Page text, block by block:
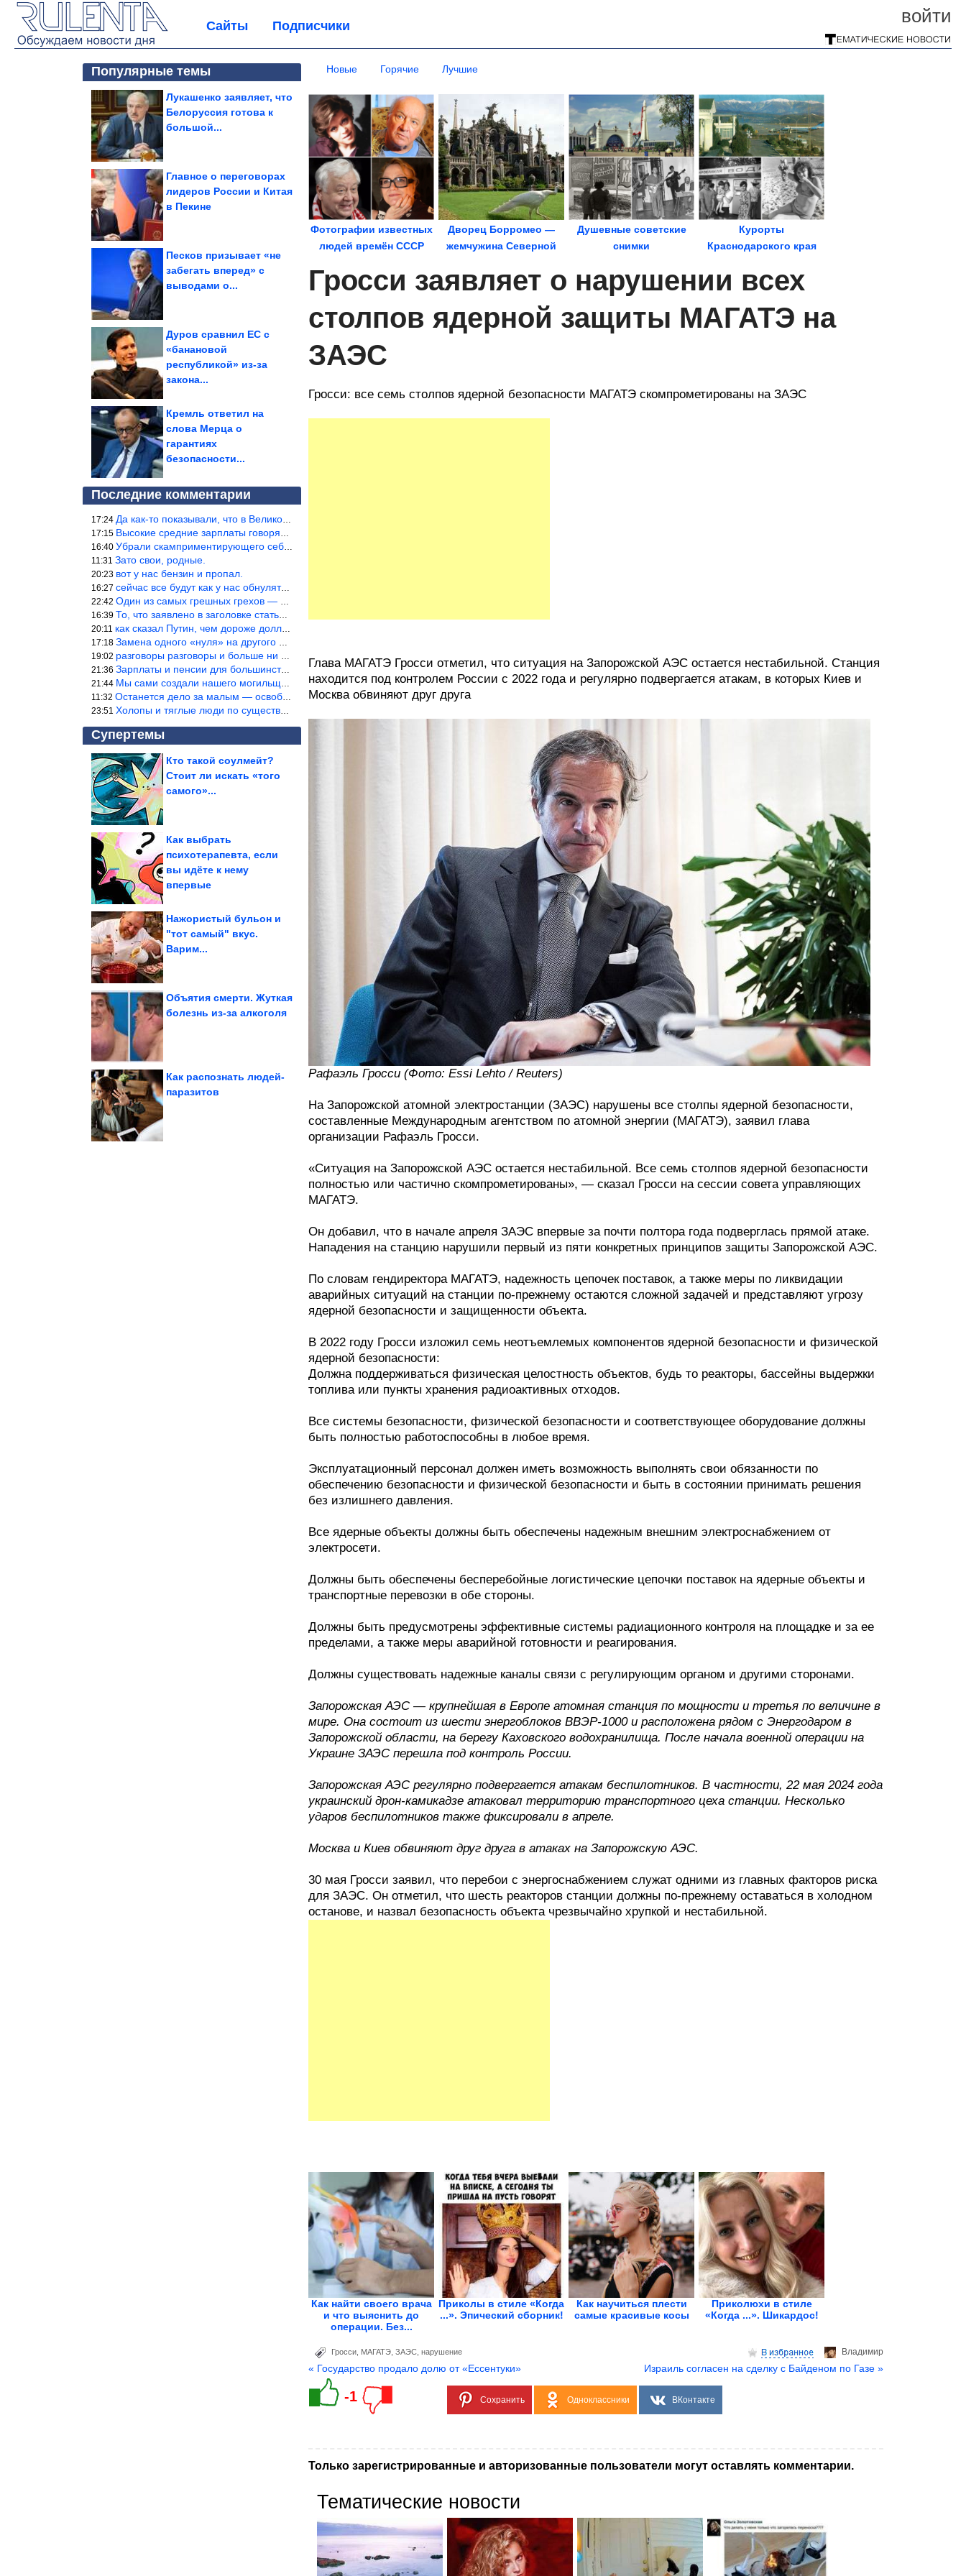
войти
Сайты Подписчики
Популярные темы
Лукашенко заявляет, что
Белоруссия готова к
большой...
Главное о переговорах
лидеров России и Китая
в Пекине
Песков призывает «не
забегать вперед» с
выводами о...
Дуров сравнил ЕС с
«банановой
республикой» из-за
закона...
Кремль ответил на
слова Мерца о
гарантиях
безопасности...
Последние комментарии
17:24 Да как-то показывали, что в Великобритании вообще корм для живот
17:15 Высокие средние зарплаты говорят о заоблачных зарплатах определё
16:40 Убрали скамприментирующего себя марианетку, кто будет следующим…
11:31 Зато свои, родные.
20:23 вот у нас бензин и пропал.
16:27 сейчас все будут как у нас обнуляться.
22:42 Один из самых грешных грехов — считать себя непогрешимым.
16:39 То, что заявлено в заголовке статьи противоречит утверждению &qu
20:11 как сказал Путин, чем дороже доллар тем дороже нефть продадим.
17:18 Замена одного «нуля» на другого «нуля» в рамках одной и той же с
19:02 разговоры разговоры и больше ни чего 9я часть балабола.
21:36 Зарплаты и пенсии для большинства населения в регионах нищенские
21:44 Мы сами создали нашего могильщика, это ИИ. Он нас и похоронит. М
11:32 Останется дело за малым — освободить планету Земля от глупого ви
23:51 Холопы и тяглые люди по существу одно и тоже. Буржуи и холопы сн
Супертемы
Как живёт самое узкое
Кто такой соулмейт?
Стоит ли искать «того
самого»...
«Смотри, вот мы и
Как выбрать
психотерапевта, если
вы идёте к нему
впервые
Нажористый бульон и
"тот самый" вкус.
Варим...
Объятия смерти. Жуткая
болезнь из-за алкоголя
Как распознать людей-
паразитов
Новые Горячие Лучшие
Фотографии известных
людей времён СССР
Дворец Борромео —
жемчужина Северной
Душевные советские
снимки
Курорты
Краснодарского края
Гросси заявляет о нарушении всех
столпов ядерной защиты МАГАТЭ на
ЗАЭС
Гросси: все семь столпов ядерной безопасности МАГАТЭ скомпрометированы на ЗАЭС
Глава МАГАТЭ Гросси отметил, что ситуация на Запорожской АЭС остается нестабильной. Станция
находится под контролем России с 2022 года и регулярно подвергается атакам, в которых Киев и
Москва обвиняют друг друга
Рафаэль Гросси (Фото: Essi Lehto / Reuters)
На Запорожской атомной электростанции (ЗАЭС) нарушены все столпы ядерной безопасности,
составленные Международным агентством по атомной энергии (МАГАТЭ), заявил глава
организации Рафаэль Гросси.
«Ситуация на Запорожской АЭС остается нестабильной. Все семь столпов ядерной безопасности
полностью или частично скомпрометированы», — сказал Гросси на сессии совета управляющих
МАГАТЭ.
Он добавил, что в начале апреля ЗАЭС впервые за почти полтора года подверглась прямой атаке.
Нападения на станцию нарушили первый из пяти конкретных принципов защиты Запорожской АЭС.
По словам гендиректора МАГАТЭ, надежность цепочек поставок, а также меры по ликвидации
аварийных ситуаций на станции по-прежнему остаются сложной задачей и представляют угрозу
ядерной безопасности и защищенности объекта.
В 2022 году Гросси изложил семь неотъемлемых компонентов ядерной безопасности и физической
ядерной безопасности:
Должна поддерживаться физическая целостность объектов, будь то реакторы, бассейны выдержки
топлива или пункты хранения радиоактивных отходов.
Все системы безопасности, физической безопасности и соответствующее оборудование должны
быть полностью работоспособны в любое время.
Эксплуатационный персонал должен иметь возможность выполнять свои обязанности по
обеспечению безопасности и физической безопасности и быть в состоянии принимать решения
без излишнего давления.
Все ядерные объекты должны быть обеспечены надежным внешним электроснабжением от
электросети.
Должны быть обеспечены бесперебойные логистические цепочки поставок на ядерные объекты и
транспортные перевозки в обе стороны.
Должны быть предусмотрены эффективные системы радиационного контроля на площадке и за ее
пределами, а также меры аварийной готовности и реагирования.
Должны существовать надежные каналы связи с регулирующим органом и другими сторонами.
Запорожская АЭС — крупнейшая в Европе атомная станция по мощности и третья по величине в
мире. Она состоит из шести энергоблоков ВВЭР-1000 и расположена рядом с Энергодаром в
Запорожской области, на берегу Каховского водохранилища. После начала военной операции на
Украине ЗАЭС перешла под контроль России.
Запорожская АЭС регулярно подвергается атакам беспилотников. В частности, 22 мая 2024 года
украинский дрон-камикадзе атаковал территорию транспортного цеха станции. Несколько
ударов беспилотников также фиксировали в апреле.
Москва и Киев обвиняют друг друга в атаках на Запорожскую АЭС.
30 мая Гросси заявил, что перебои с энергоснабжением служат одними из главных факторов риска
для ЗАЭС. Он отметил, что шесть реакторов станции должны по-прежнему оставаться в холодном
останове, и назвал безопасность объекта чрезвычайно хрупкой и нестабильной.
Как найти своего врача
и что выяснить до
операции. Без...
Приколы в стиле «Когда
...». Эпический сборник!
Как научиться плести
самые красивые косы
Приколюхи в стиле
«Когда ...». Шикардос!
Владимир
Гросси МАГАТЭ ЗАЭС нарушение
« Государство продало долю от «Ессентуки» Израиль согласен на сделку с Байденом по Газе »
-1 Сохранить Одноклассники ВКонтакте
Только зарегистрированные и авторизованные пользователи могут оставлять комментарии.
Тематические новости